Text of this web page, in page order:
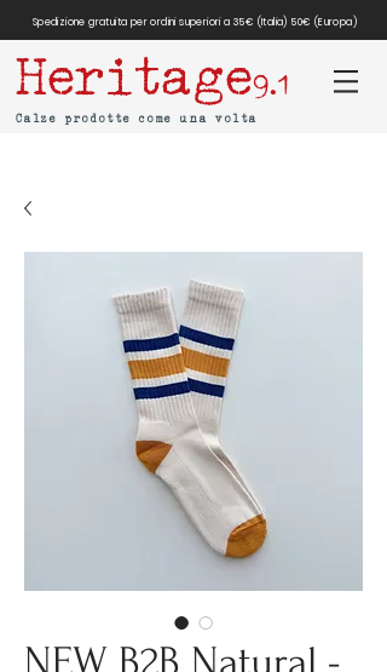
Spedizione gratuita per ordini superiori a 35€ (Italia) 50€ (Europa)
Heritage9.1
Calze prodotte come una volta
NEW B2B Natural -